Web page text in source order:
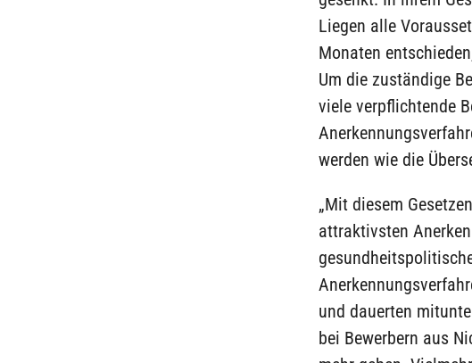
Liegen alle
Monaten
Um die zuständige
viele verpflichtende
werden wie die
„Mit diesem
attraktivsten
und dauerten
bei Bewerbern aus